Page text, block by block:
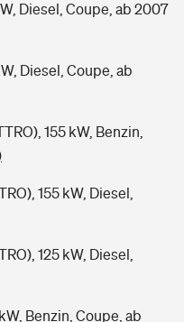
Diesel, Coupe, ab 2007
Diesel, Coupe, ab
155 kW, Benzin,
155 kW, Diesel,
125 kW, Diesel,
Benzin, Coupe, ab